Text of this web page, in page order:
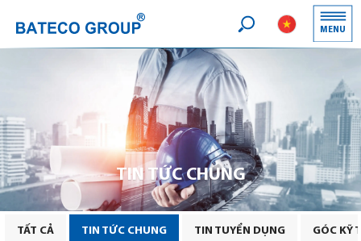
Search
MENU
TIN TỨC CHUNG
TẤT CẢ TIN TỨC CHUNG TIN TUYỂN DỤNG GÓC KỸ